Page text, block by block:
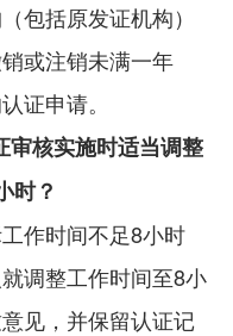
包括原发证机构）
或注销未满一年
证申请。
审核实施时适当调整
时？
作时间不足8小时
调整工作时间至8小
见，并保留认证记